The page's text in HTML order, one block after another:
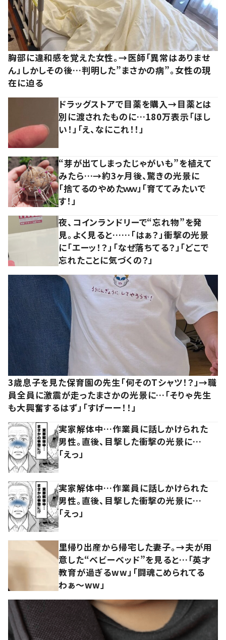
胸部に違和感を覚えた女性。→医師「異常はありませ
ん」しかしその後…判明した”まさかの病”。女性の現
在に迫る
ドラッグストアで目薬を購入→目薬とは
別に渡されたものに…180万表示「ほし
い！」「え、なにこれ！！」
“芽が出てしまったじゃがいも”を植えて
みたら…→約3ヶ月後、驚きの光景に
「捨てるのやめたｗｗ」「育ててみたいで
す！」
夜、コインランドリーで“忘れ物”を発
見。よく見ると……「はぁ？」衝撃の光景
に「エーッ！？」「なぜ落ちてる？」「どこで
忘れたことに気づくの？」
3歳息子を見た保育園の先生「何そのTシャツ！？」→職
員全員に激震が走ったまさかの光景に…「そりゃ先生
も大興奮するはず」「すげーー！！」
実家解体中…作業員に話しかけられた
男性。直後、目撃した衝撃の光景に…
「えっ」
実家解体中…作業員に話しかけられた
男性。直後、目撃した衝撃の光景に…
「えっ」
里帰り出産から帰宅した妻子。→夫が用
意した“ベビーベッド”を見ると…「英才
教育が過ぎるww」「闘魂こめられてる
わぁ～ww」